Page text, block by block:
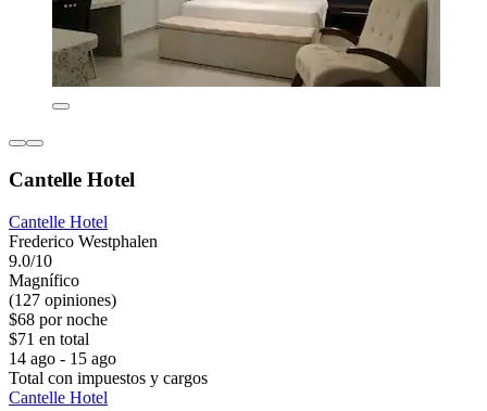
Cantelle Hotel
Cantelle Hotel
Frederico Westphalen
9.0/10
Magnífico
(127 opiniones)
$68 por noche
$71 en total
14 ago - 15 ago
Total con impuestos y cargos
Cantelle Hotel